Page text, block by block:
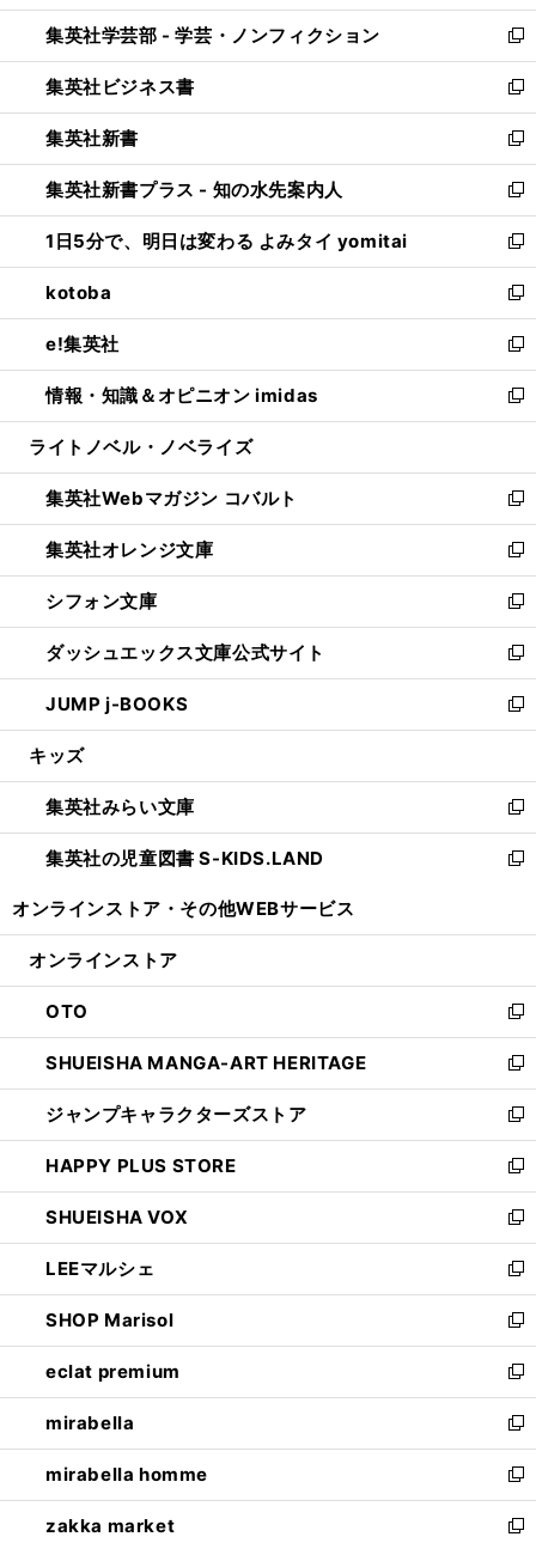
開
く
ウ
で
開
く
ン
ド
ウ
で
開
く
ウ
ィ
ン
ド
ウ
で
開
く
集英社学芸部 - 学芸・ノンフィクション
新
し
い
ウ
ィ
ン
ド
ウ
で
開
く
集英社ビジネス書
新
し
い
ウ
ィ
ン
ド
ウ
で
開
く
集英社新書
新
し
い
ウ
ィ
ン
ド
ウ
で
開
く
集英社新書プラス - 知の水先案内人
新
し
い
ウ
ィ
ン
ド
ウ
で
開
1日5分で、明日は変わる よみタイ yomitai
新
し
い
ウ
ィ
ン
ド
ウ
開
く
kotoba
新
し
い
ウ
ィ
ン
ウ
で
開
く
e!集英社
新
し
い
ウ
ン
ド
ウ
で
開
く
情報・知識＆オピニオン imidas
新
し
ウ
ィ
ン
ド
ウ
で
開
く
ライトノベル・ノベライズ
集英社Webマガジン コバルト
新
し
い
ウ
ィ
ン
ド
ウ
で
開
集英社オレンジ文庫
新
し
い
ウ
ィ
ン
ド
ウ
開
く
シフォン文庫
新
し
い
ウ
ィ
ン
ウ
で
開
く
ダッシュエックス文庫公式サイト
新
し
い
ウ
ン
ド
ウ
で
JUMP j-BOOKS
新
し
ウ
ィ
ン
ド
開
キッズ
集英社みらい文庫
新
し
い
ン
ウ
で
開
く
集英社の児童図書 S-KIDS.LAND
新
ウ
ン
ド
ウ
で
開
く
オンラインストア・ その他WEBサービス
オンラインストア
OTO
新
し
い
ウ
ィ
ン
ド
ウ
で
開
く
SHUEISHA MANGA-ART HERITAGE
新
し
い
ウ
ィ
ン
ド
ウ
で
開
く
ジャンプキャラクターズストア
新
し
い
ウ
ィ
ン
ド
ウ
で
開
く
HAPPY PLUS STORE
新
し
い
ウ
ィ
ン
ド
ウ
で
開
く
SHUEISHA VOX
新
し
い
ウ
ィ
ン
ド
ウ
で
開
く
LEEマルシェ
新
し
い
ウ
ィ
ン
ド
ウ
で
開
く
SHOP Marisol
新
し
い
ウ
ィ
ン
ド
ウ
で
eclat premium
新
し
い
ウ
ィ
ン
ド
mirabella
新
し
い
ウ
ィ
mirabella homme
新
し
い
zakka market
新